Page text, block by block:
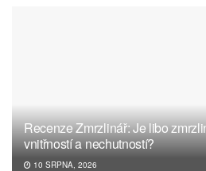
Recenze Zmrzlinář: Je libo
vnitřností a nechutností?
10 SRPNA, 2026